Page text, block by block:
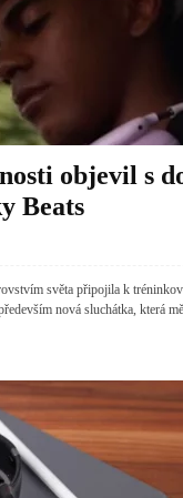
objevil s
Beats
světa připojila k
nová sluchátka, která